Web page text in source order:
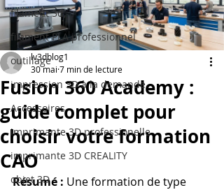
filament 3d,
filament PLA professionnel
outillage
impression 3D à la demande
Accessoires
imprimante 3D professionelle
imprimante 3D CREALITY
objet 3D
Fusion 360 Academy :
guide complet pour
choisir votre formation
CAO
lv3dblog1
30 mai 7 min de lecture
Résumé : Une formation de type